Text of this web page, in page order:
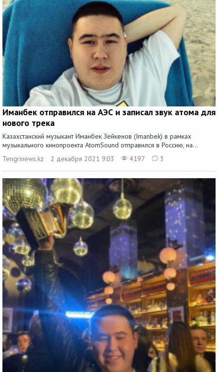
Иманбек отправился на АЭС и записал звук атома для
нового трека
Казахстанский музыкант Иманбек Зейкенов (Imanbek) в рамках
музыкального кинопроекта AtomSound отправился в Россию, на...
Tengrinews.kz
2 декабря 2021 9:03 4197 3